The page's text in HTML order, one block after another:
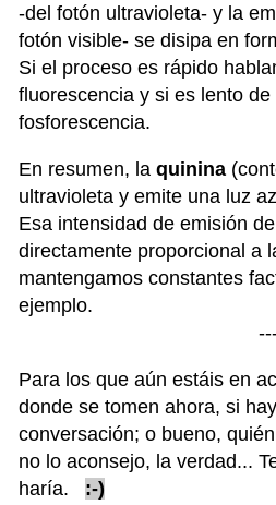
-del fotón ultravioleta- y la
fotón visible- se disipa en
Si el proceso es rápido
fluorescencia y si es lento de
fosforescencia.
En resumen, la quinina
ultravioleta y emite una luz
Esa intensidad de emisión
directamente proporcional a
mantengamos constantes
ejemplo.
Para los que aún estáis en
donde se tomen ahora, si
conversación; o bueno,
no lo aconsejo, la verdad...
haría. :-)